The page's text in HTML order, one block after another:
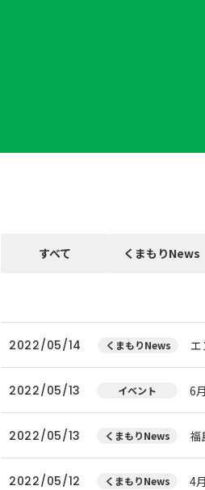
すべて くまもりNews
2022/05/14 くまもりNews エ
2022/05/13 イベント 6
2022/05/13 くまもりNews 福
2022/05/12 くまもりNews 4